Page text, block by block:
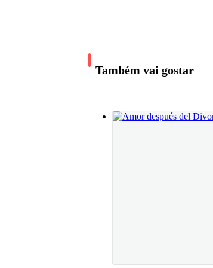
Él me ve.
Siento que me arranca los
mantel blanco.Cada
mundo se reorganiza a su
él.Siento su presencia
Também vai gostar